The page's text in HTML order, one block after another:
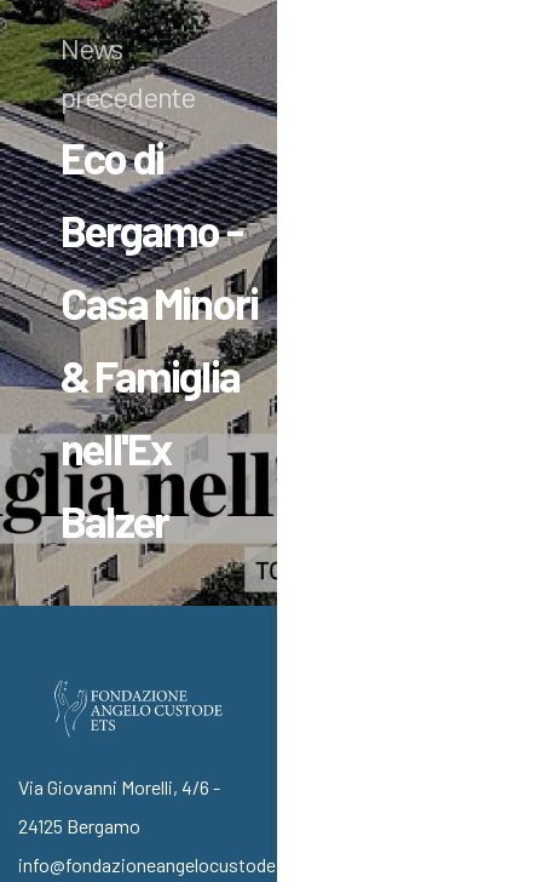
News
precedente
Eco di
Bergamo -
Casa Minori
& Famiglia
nell'Ex
Balzer
Via Giovanni Morelli, 4/6 -
24125 Bergamo
info@fondazioneangelocustode.it